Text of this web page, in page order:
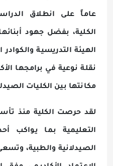
عاماً على انطلاق
الكلية، بفضل جهود
الهيئة التدريسية
نقلة نوعية في برامجها
مكانتها بين الكليات
لقد حرصت الكلية منذ
التعليمية بما يواكب
الصيدلانية والطبية،